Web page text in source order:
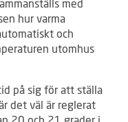
med
hur varma
och
utomhus
på sig för att ställa
det väl är reglerat
20 och 21 grader i